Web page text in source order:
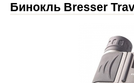
Бинокль Bresser